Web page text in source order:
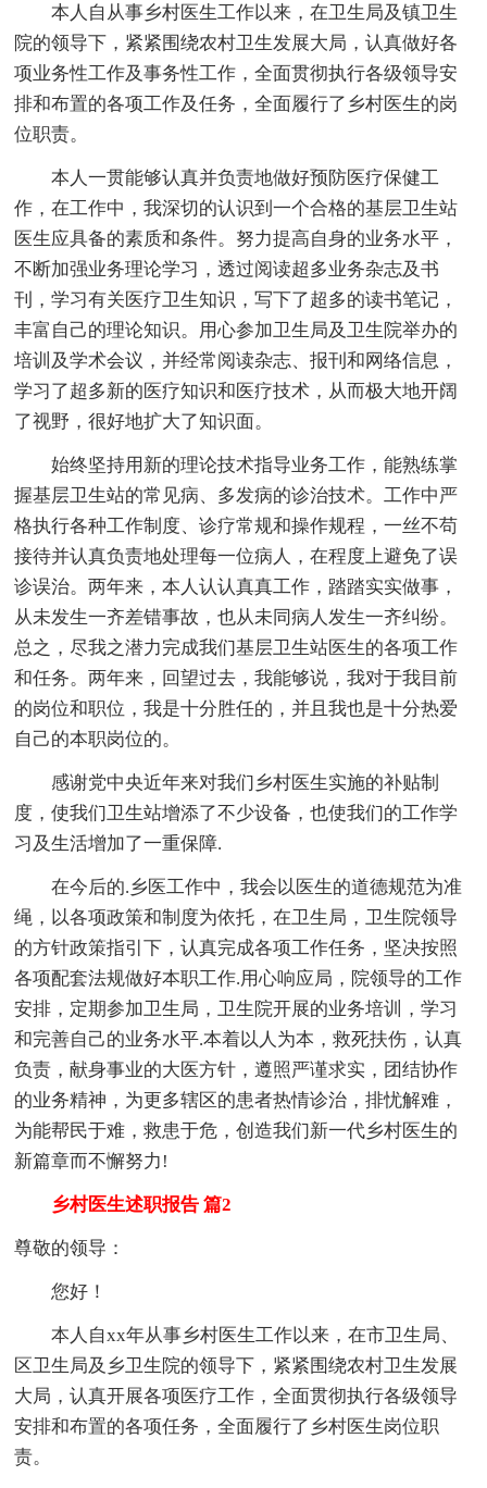
本人自从事乡村医生工作以来，在卫生局及镇卫生
院的领导下，紧紧围绕农村卫生发展大局，认真做好各
项业务性工作及事务性工作，全面贯彻执行各级领导安
排和布置的各项工作及任务，全面履行了乡村医生的岗
位职责。
本人一贯能够认真并负责地做好预防医疗保健工
作，在工作中，我深切的认识到一个合格的基层卫生站
医生应具备的素质和条件。努力提高自身的业务水平，
不断加强业务理论学习，透过阅读超多业务杂志及书
刊，学习有关医疗卫生知识，写下了超多的读书笔记，
丰富自己的理论知识。用心参加卫生局及卫生院举办的
培训及学术会议，并经常阅读杂志、报刊和网络信息，
学习了超多新的医疗知识和医疗技术，从而极大地开阔
了视野，很好地扩大了知识面。
始终坚持用新的理论技术指导业务工作，能熟练掌
握基层卫生站的常见病、多发病的诊治技术。工作中严
格执行各种工作制度、诊疗常规和操作规程，一丝不苟
接待并认真负责地处理每一位病人，在程度上避免了误
诊误治。两年来，本人认认真真工作，踏踏实实做事，
从未发生一齐差错事故，也从未同病人发生一齐纠纷。
总之，尽我之潜力完成我们基层卫生站医生的各项工作
和任务。两年来，回望过去，我能够说，我对于我目前
的岗位和职位，我是十分胜任的，并且我也是十分热爱
自己的本职岗位的。
感谢党中央近年来对我们乡村医生实施的补贴制
度，使我们卫生站增添了不少设备，也使我们的工作学
习及生活增加了一重保障.
在今后的.乡医工作中，我会以医生的道德规范为准
绳，以各项政策和制度为依托，在卫生局，卫生院领导
的方针政策指引下，认真完成各项工作任务，坚决按照
各项配套法规做好本职工作.用心响应局，院领导的工作
安排，定期参加卫生局，卫生院开展的业务培训，学习
和完善自己的业务水平.本着以人为本，救死扶伤，认真
负责，献身事业的大医方针，遵照严谨求实，团结协作
的业务精神，为更多辖区的患者热情诊治，排忧解难，
为能帮民于难，救患于危，创造我们新一代乡村医生的
新篇章而不懈努力!
乡村医生述职报告 篇2
尊敬的领导：
您好！
本人自xx年从事乡村医生工作以来，在市卫生局、
区卫生局及乡卫生院的领导下，紧紧围绕农村卫生发展
大局，认真开展各项医疗工作，全面贯彻执行各级领导
安排和布置的各项任务，全面履行了乡村医生岗位职
责。